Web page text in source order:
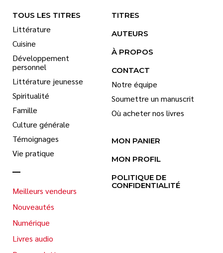
TOUS LES TITRES
Littérature
Cuisine
Développement
personnel
Littérature jeunesse
Spiritualité
Famille
Culture générale
Témoignages
Vie pratique
Meilleurs vendeurs
Nouveautés
Numérique
Livres audio
TITRES
AUTEURS
À PROPOS
CONTACT
Notre équipe
Soumettre un manuscrit
Où acheter nos livres
MON PANIER
MON PROFIL
POLITIQUE DE
CONFIDENTIALITÉ